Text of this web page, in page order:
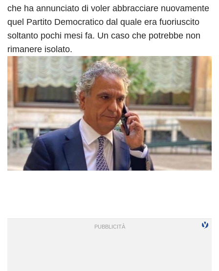
che ha annunciato di voler abbracciare nuovamente
quel Partito Democratico dal quale era fuoriuscito
soltanto pochi mesi fa. Un caso che potrebbe non
rimanere isolato.